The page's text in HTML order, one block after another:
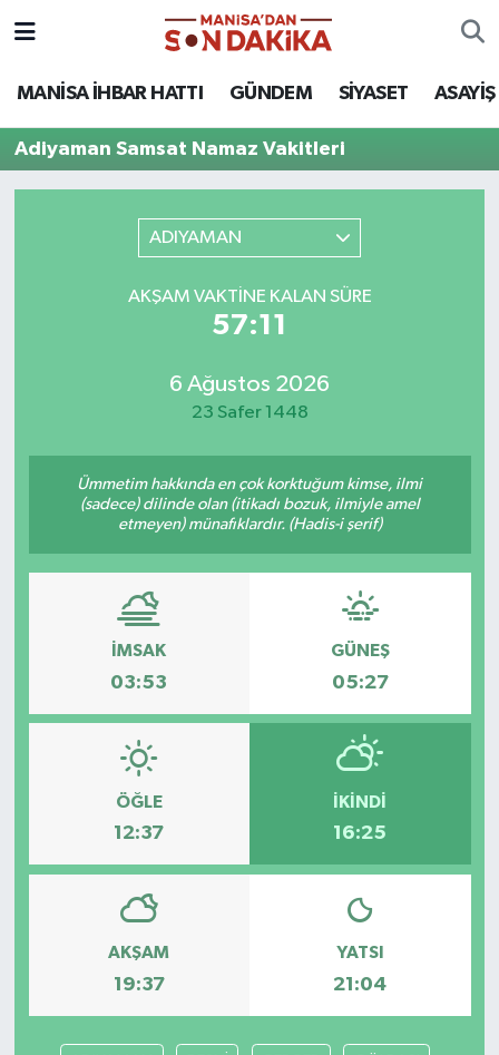
MANİSA İHBAR HATTI GÜNDEM SİYASET ASAYİŞ
Adiyaman Samsat Namaz Vakitleri
ADIYAMAN
AKŞAM VAKTINE KALAN SÜRE
57:11
6 Ağustos 2026
23 Safer 1448
Ümmetim hakkında en çok korktuğum kimse, ilmi
(sadece) dilinde olan (itikadı bozuk, ilmiyle amel
etmeyen) münafıklardır. (Hadis-i şerif)
İMSAK
03:53
GÜNEŞ
05:27
ÖĞLE
12:37
İKINDI
16:25
AKŞAM
19:37
YATSI
21:04
ASAYİŞ
GÜNDEM
MAGAZİN
MANİSA'DA TRAFİK
YAŞAM
GİZLİLİK SÖZLEŞMESİ
İLETİŞİM
Hava Durumu
Trafik Durumu
Tüm Manşetler
Son Dakika Haberleri